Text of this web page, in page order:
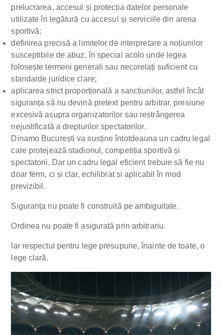
prelucrarea, accesul și protecția datelor personale
utilizate în legătură cu accesul și serviciile din arena
sportivă;
definirea precisă a limitelor de interpretare a noțiunilor
susceptibile de abuz, în special acolo unde legea
folosește termeni generali sau necorelați suficient cu
standarde juridice clare;
aplicarea strict proporțională a sancțiunilor, astfel încât
siguranța să nu devină pretext pentru arbitrar, presiune
excesivă asupra organizatorilor sau restrângerea
nejustificată a drepturilor spectatorilor.
Dinamo București va susține întotdeauna un cadru legal
care protejează stadionul, competiția sportivă și
spectatorii. Dar un cadru legal eficient trebuie să fie nu
doar ferm, ci și clar, echilibrat și aplicabil în mod
previzibil.
Siguranța nu poate fi construită pe ambiguitate.
Ordinea nu poate fi asigurată prin arbitrariu.
Iar respectul pentru lege presupune, înainte de toate, o
lege clară.